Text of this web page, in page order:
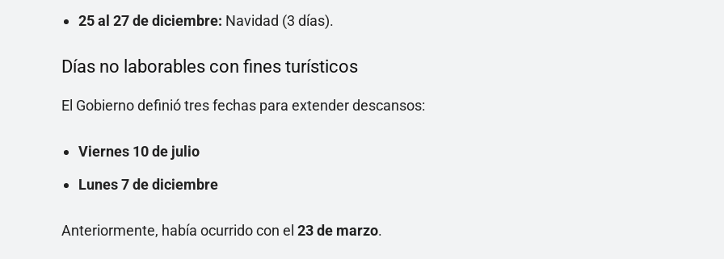
25 al 27 de diciembre: Navidad (3 días).
Días no laborables con fines turísticos
El Gobierno definió tres fechas para extender descansos:
Viernes 10 de julio
Lunes 7 de diciembre
Anteriormente, había ocurrido con el 23 de marzo.